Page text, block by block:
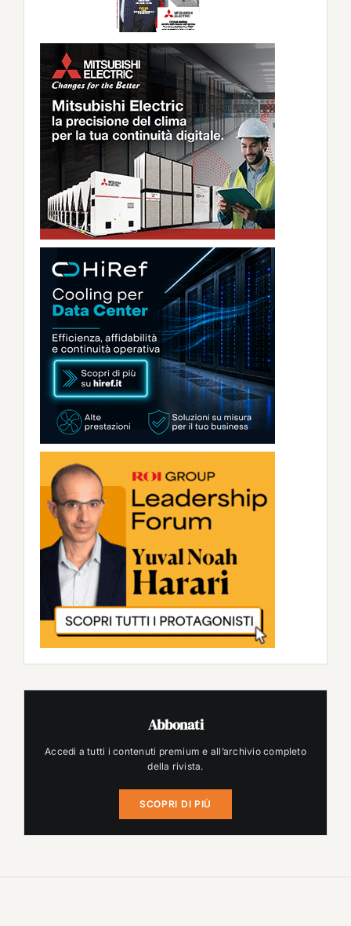
Abbonati
Accedi a tutti i contenuti premium e all’archivio completo
della rivista.
SCOPRI DI PIÙ